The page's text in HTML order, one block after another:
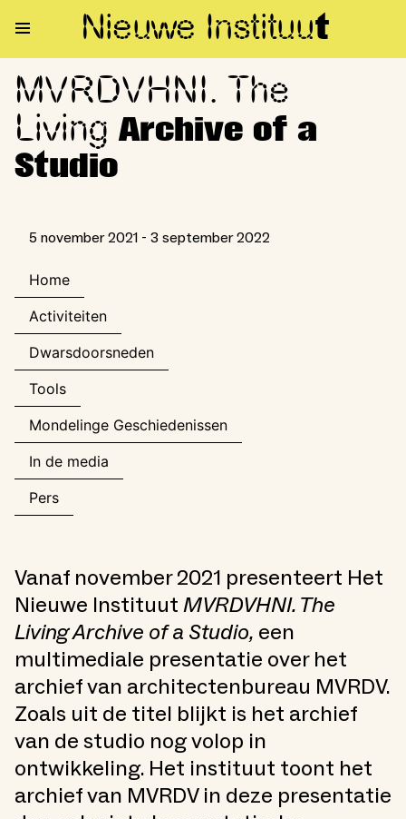
Nieuwe Instituut
MVRDVHNI. The Living
MVRDVHNI. The
Living Archive of a
Studio
5 november 2021 - 3 september 2022
Home
Activiteiten
Dwarsdoorsneden
Tools
Mondelinge Geschiedenissen
In de media
Pers
Vanaf november 2021 presenteert Het
Nieuwe InstituutMVRDVHNI. The
Living Archive of a Studio, een
multimediale presentatie over het
archief van architectenbureau MVRDV.
Zoals uit de titel blijkt is het archief
van de studio nog volop in
ontwikkeling. Het instituut toont het
archief van MVRDV in deze presentatie